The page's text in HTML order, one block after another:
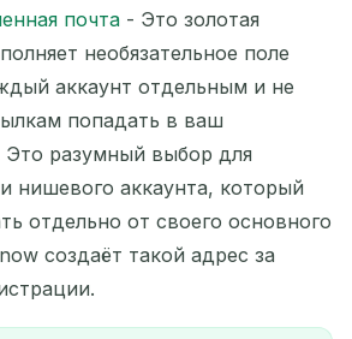
почта - Это золотая
необязательное поле
аккаунт отдельным и не
попадать в ваш
разумный выбор для
нишевого аккаунта, который
отдельно от своего основного
создаёт такой адрес за